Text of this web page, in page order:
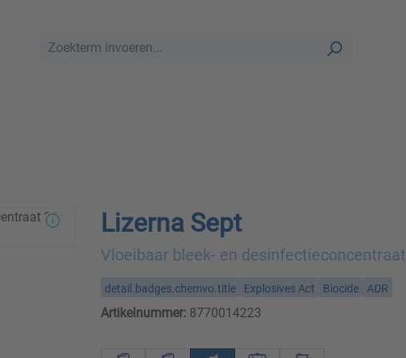
Lizerna Sept
Vloeibaar bleek- en desinfectieconcentraat
detail.badges.chemvo.title Explosives Act Biocide ADR
Artikelnummer:8770014223